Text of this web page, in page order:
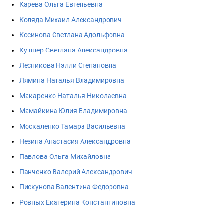
Карева Ольга Евгеньевна
Коляда Михаил Александрович
Косинова Светлана Адольфовна
Кушнер Светлана Александровна
Лесникова Нэлли Степановна
Лямина Наталья Владимировна
Макаренко Наталья Николаевна
Мамайкина Юлия Владимировна
Москаленко Тамара Васильевна
Незина Анастасия Александровна
Павлова Ольга Михайловна
Панченко Валерий Александрович
Пискунова Валентина Федоровна
Ровных Екатерина Константиновна